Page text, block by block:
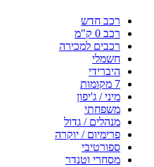
רכב חדש
רכב 0 ק"מ
רכבים למכירה
חשמלי
היברידי
7 מקומות
מיני / ג'יפון
משפחתי
מנהלים / גדול
פרימיום / יוקרה
ספורטיבי
מסחרי וטנדר